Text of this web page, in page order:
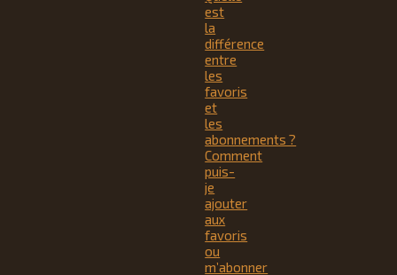
est
la
différence
entre
les
favoris
et
les
abonnements ?
Comment
puis-
je
ajouter
aux
favoris
ou
m’abonner